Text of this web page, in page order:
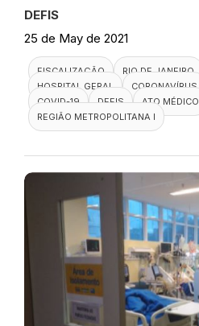
DEFIS
25 de May de 2021
FISCALIZAÇÃO
RIO DE JANEIRO
HOSPITAL GERAL
CORONAVÍRUS
COVID-19
DEFIS
ATO MÉDICO
REGIÃO METROPOLITANA I